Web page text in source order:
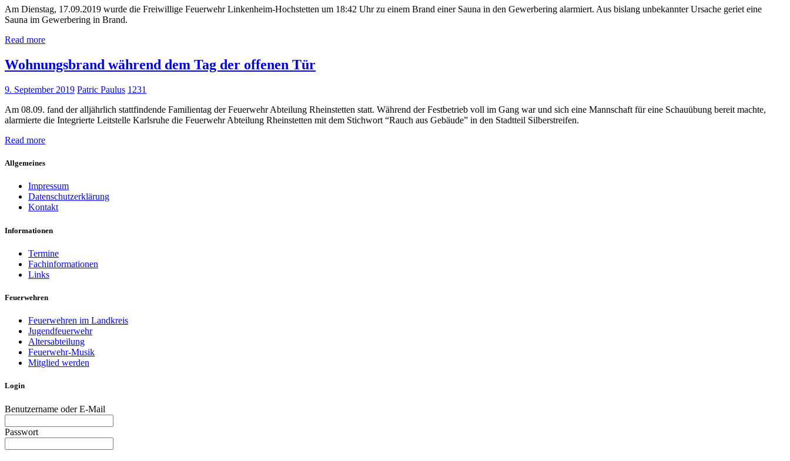
Am Dienstag, 17.09.2019 wurde die Freiwillige Feuerwehr Linkenheim-Hochstetten um 18:42 Uhr zu einem Brand einer Sauna in den Gewerbering alarmiert. Aus bislang unbekannter Ursache geriet eine
Sauna im Gewerbering in Brand.
Read more
Wohnungsbrand während dem Tag der offenen Tür
9. September 2019 Patric Paulus 1231
Am 08.09. fand der alljährlich stattfindende Familientag der Feuerwehr Abteilung Rheinstetten statt. Während der Festbetrieb voll im Gang war und sich eine Mannschaft für eine Schauübung bereit machte,
alarmierte die Integrierte Leitstelle Karlsruhe die Feuerwehr Abteilung Rheinstetten mit dem Stichwort “Rauch aus Gebäude” in den Stadtteil Silberstreifen.
Read more
Allgemeines
Impressum
Datenschutzerklärung
Kontakt
Informationen
Termine
Fachinformationen
Links
Feuerwehren
Feuerwehren im Landkreis
Jugendfeuerwehr
Altersabteilung
Feuerwehr-Musik
Mitglied werden
Login
Benutzername oder E-Mail
Passwort